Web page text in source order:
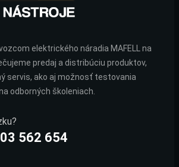
elektrického náradia MAFELL na
predaj a distribúciu produktov,
servis, ako aj možnosť testovania
odborných školeniach.
562 654